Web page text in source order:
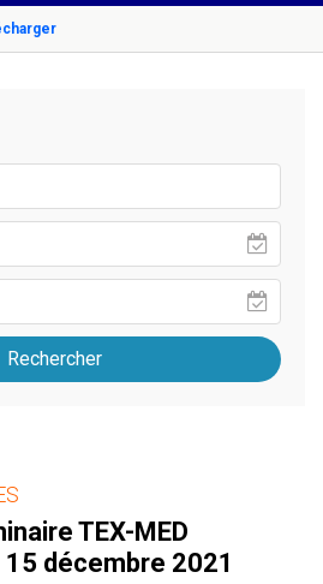
Rechercher
TEX-MED
15 décembre 2021